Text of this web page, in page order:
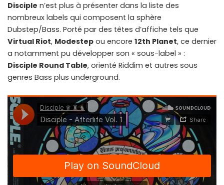
Disciple n’est plus à présenter dans la liste des
nombreux labels qui composent la sphère
Dubstep/Bass. Porté par des têtes d’affiche tels que
Virtual Riot, Modestep ou encore 12th Planet, ce dernier
a notamment pu développer son « sous-label » :
Disciple Round Table, orienté Riddim et autres sous
genres Bass plus underground.